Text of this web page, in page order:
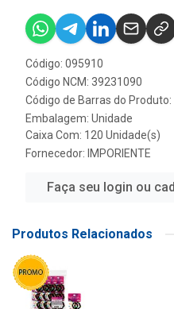
Código: 095910
Código NCM: 39231090
Código de Barras do
Embalagem: Unidade
Caixa Com: 120 Unidade(s)
Fornecedor: IMPORIENTE
Faça seu login ou
Produtos Relacionados